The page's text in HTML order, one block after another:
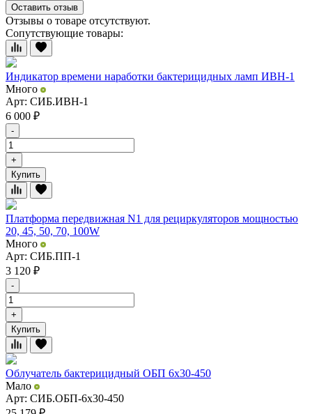
Оставить отзыв
Отзывы о товаре отсутствуют.
Сопутствующие товары:
Индикатор времени наработки бактерицидных ламп ИВН-1
Много
Арт: СИБ.ИВН-1
6 000 ₽
-
+
Купить
Платформа передвижная N1 для рециркуляторов мощностью
20, 45, 50, 70, 100W
Много
Арт: СИБ.ПП-1
3 120 ₽
-
+
Купить
Облучатель бактерицидный ОБП 6х30-450
Мало
Арт: СИБ.ОБП-6x30-450